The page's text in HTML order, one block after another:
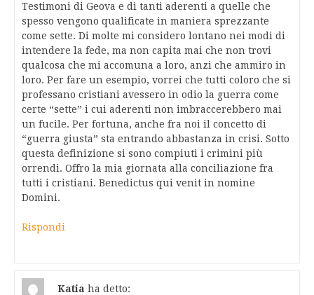
Testimoni di Geova e di tanti aderenti a quelle che
spesso vengono qualificate in maniera sprezzante
come sette. Di molte mi considero lontano nei modi di
intendere la fede, ma non capita mai che non trovi
qualcosa che mi accomuna a loro, anzi che ammiro in
loro. Per fare un esempio, vorrei che tutti coloro che si
professano cristiani avessero in odio la guerra come
certe “sette” i cui aderenti non imbraccerebbero mai
un fucile. Per fortuna, anche fra noi il concetto di
“guerra giusta” sta entrando abbastanza in crisi. Sotto
questa definizione si sono compiuti i crimini più
orrendi. Offro la mia giornata alla conciliazione fra
tutti i cristiani. Benedictus qui venit in nomine
Domini.
Rispondi
Katia ha detto: